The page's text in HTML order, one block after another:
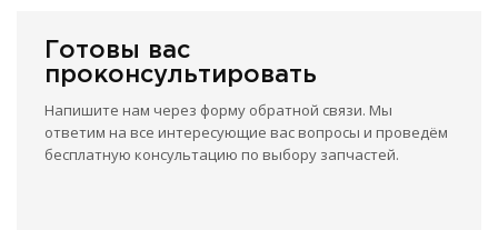
Готовы вас
проконсультировать
Напишите нам через форму обратной связи. Мы
ответим на все интересующие вас вопросы и проведём
бесплатную консультацию по выбору запчастей.